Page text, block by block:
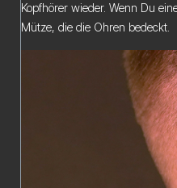
Kopfhörer wieder. Wenn Du
Mütze, die die Ohren bedeckt.